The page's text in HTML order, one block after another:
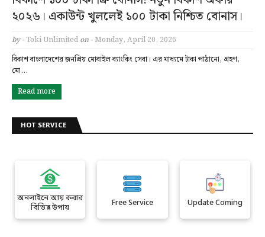
২০২৬। একাউন্ট খুললেই ১০০ টাকা নিশ্চিত বোনাস।
by - Toki Unlimited on -Monday, April 20, 2026
বিকাশ বাংলাদেশের জনপ্রিয় মোবাইল ব্যাংকিং সেবা। এর মাধ্যমে টাকা পাঠানো, গ্রহণ,
মো…
Read more
HOT SERVICE
অনলাইনে আয় করার
বিভিন্ন উপায়
Free Service Update Coming